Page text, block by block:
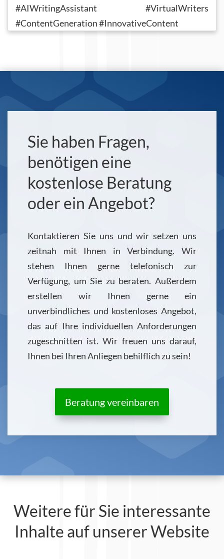
#AIWritingAssistant #VirtualWriters
#ContentGeneration #InnovativeContent
Sie haben Fragen,
benötigen eine
kostenlose Beratung
oder ein Angebot?
Kontaktieren Sie uns und wir setzen uns
zeitnah mit Ihnen in Verbindung. Wir
stehen Ihnen gerne telefonisch zur
Verfügung, um Sie zu beraten. Außerdem
erstellen wir Ihnen gerne ein
unverbindliches und kostenloses Angebot,
das auf Ihre individuellen Anforderungen
zugeschnitten ist. Wir freuen uns darauf,
Ihnen bei Ihren Anliegen behilflich zu sein!
Beratung vereinbaren
Weitere für Sie interessante
Inhalte auf unserer Website